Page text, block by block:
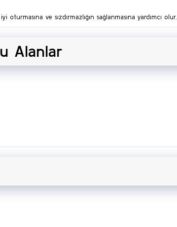
ve sızdırmazlığın sağlanmasına yardımcı olur.
Alanlar